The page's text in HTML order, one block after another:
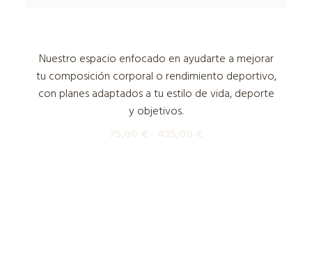
Nuestro espacio enfocado en ayudarte a mejorar
tu composición corporal o rendimiento deportivo,
con planes adaptados a tu estilo de vida, deporte
y objetivos.